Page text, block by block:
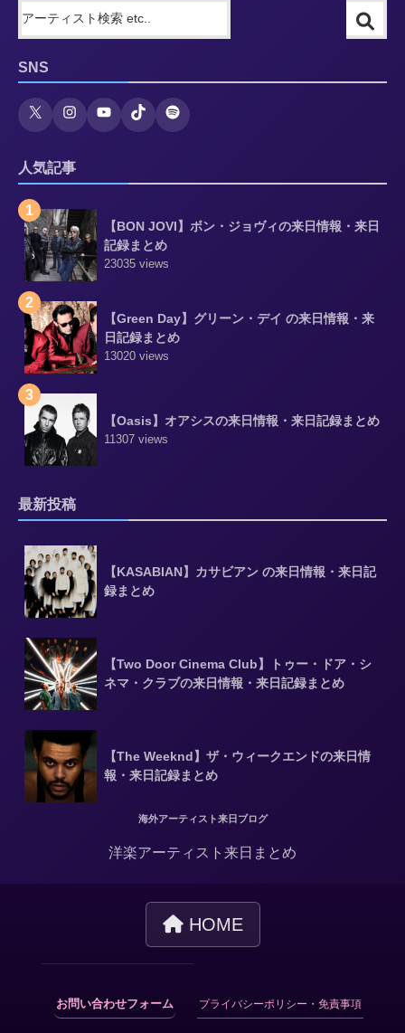
SNS
人気記事
1
【BON JOVI】ボン・ジョヴィの来日情報・来日
記録まとめ
23035 views
2
【Green Day】グリーン・デイ の来日情報・来
日記録まとめ
13020 views
3
【Oasis】オアシスの来日情報・来日記録まとめ
11307 views
最新投稿
【KASABIAN】カサビアン の来日情報・来日記
録まとめ
【Two Door Cinema Club】トゥー・ドア・シ
ネマ・クラブの来日情報・来日記録まとめ
【The Weeknd】ザ・ウィークエンドの来日情
報・来日記録まとめ
海外アーティスト来日ブログ
洋楽アーティスト来日まとめ
HOME
お問い合わせフォーム プライバシーポリシー・免責事項